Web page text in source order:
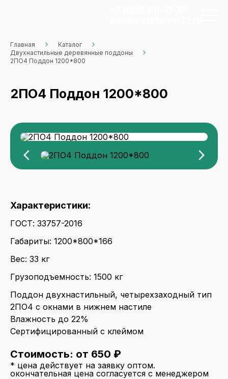
Главная
Каталог
Двухнастильные деревянные поддоны
2ПО4 Поддон 1200*800
2ПО4 Поддон 1200*800
Характеристики:
ГОСТ: 33757-2016
Габариты: 1200*800*166
Вес: 33 кг
Грузоподъемность: 1500 кг
Поддон двухнастильный, четырехзаходный тип
2ПО4 с окнами в нижнем настиле
Влажность до 22%
Сертифицированный с клеймом
Стоимость: от 650 ₽
* цена действует на заявку оптом.
окончательная цена согласуется с менеджером